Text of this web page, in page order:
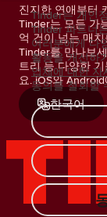
진지한 연애부터
Tinder는 모든 가
억 건이 넘는 매
Tinder를 만나보
트리 등 다양한
요. iOS와
한국어
Tinder는 개인
Tinder 파트너
여러분에게 다
활동을 개선하
업체에 대한 자
동의를 철회할